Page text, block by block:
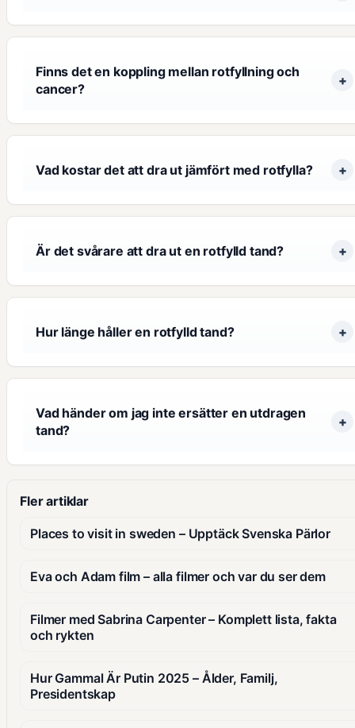
Finns det en koppling mellan rotfyllning och
cancer?
Vad kostar det att dra ut jämfört med rotfylla?
Är det svårare att dra ut en rotfylld tand?
Hur länge håller en rotfylld tand?
Vad händer om jag inte ersätter en utdragen
tand?
Fler artiklar
Places to visit in sweden – Upptäck Svenska Pärlor
Eva och Adam film – alla filmer och var du ser dem
Filmer med Sabrina Carpenter – Komplett lista, fakta
och rykten
Hur Gammal Är Putin 2025 – Ålder, Familj,
Presidentskap